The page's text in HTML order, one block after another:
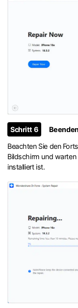
Schritt 6
Beachten Sie den
Bildschirm und
installiert ist.